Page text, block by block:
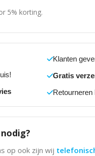
5% korting.
Klanten
Gratis
Retourneren
op ook zijn wij